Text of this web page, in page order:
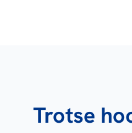
Trotse